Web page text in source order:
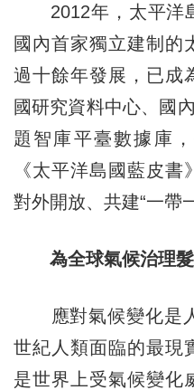
2012年，太平洋
國內首家獨立建制的
過十餘年發展，已成
國研究資料中心、國
題智庫平臺數據庫
《太平洋島國藍皮
對外開放、共建“一帶
為全球氣候治理
應對氣候變化是人
世紀人類面臨的最現
是世界上受氣候變化